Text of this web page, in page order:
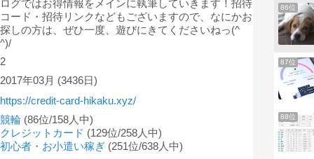
ログではお得情報をメインに執筆していきます！招待
コード・招待リンクなどもございますので、なにかお
探しの方は、ぜひ一度、遊びにきてくださいねっ(^
^)/
2
2017年03月 (3436日)
https://credit-card-hikaku.xyz/
競輪 (86位/158人中)
クレジットカード (129位/258人中)
初心者・お小遣い稼ぎ (251位/638人中)
86位
87位
88位